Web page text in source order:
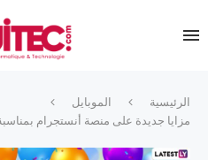
الرئيسية
الموبايل
مزايا جديدة على منصة أنستجرام